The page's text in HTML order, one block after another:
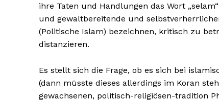
ihre Taten und Handlungen das Wort
und gewaltbereitende und
(Politische Islam) bezeichnen, kritisch zu
distanzieren.
Es stellt sich die Frage, ob es sich bei
(dann müsste dieses allerdings im Koran
gewachsenen, politisch-religiösen-tradition